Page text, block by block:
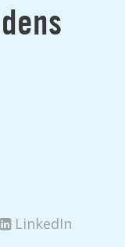
LinkedIn